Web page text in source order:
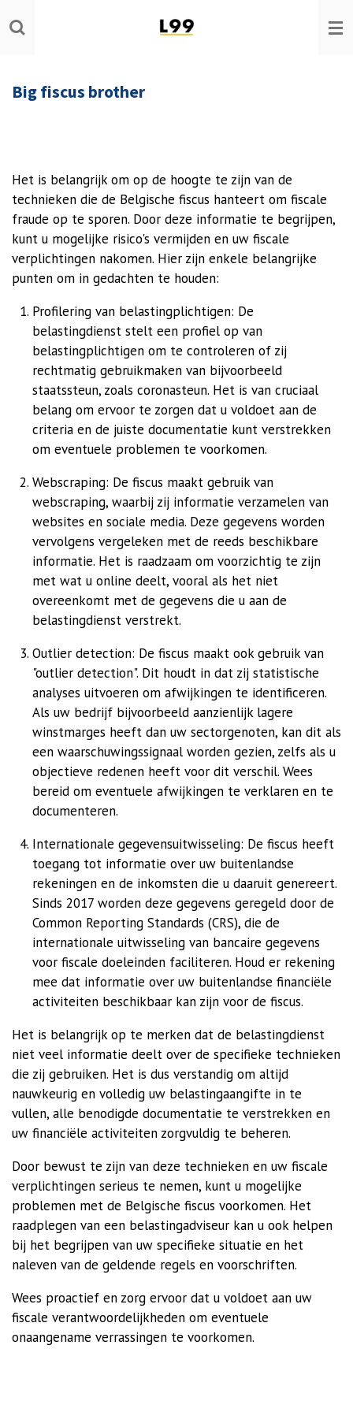
Ga
direct
hoofdinhoud
Big fiscus brother
Het is belangrijk om op de hoogte te zijn van de
technieken die de Belgische fiscus hanteert om fiscale
fraude op te sporen. Door deze informatie te begrijpen,
kunt u mogelijke risico's vermijden en uw fiscale
verplichtingen nakomen. Hier zijn enkele belangrijke
punten om in gedachten te houden:
Profilering van belastingplichtigen: De
belastingdienst stelt een profiel op van
belastingplichtigen om te controleren of zij
rechtmatig gebruikmaken van bijvoorbeeld
staatssteun, zoals coronasteun. Het is van cruciaal
belang om ervoor te zorgen dat u voldoet aan de
criteria en de juiste documentatie kunt verstrekken
om eventuele problemen te voorkomen.
Webscraping: De fiscus maakt gebruik van
webscraping, waarbij zij informatie verzamelen van
websites en sociale media. Deze gegevens worden
vervolgens vergeleken met de reeds beschikbare
informatie. Het is raadzaam om voorzichtig te zijn
met wat u online deelt, vooral als het niet
overeenkomt met de gegevens die u aan de
belastingdienst verstrekt.
Outlier detection: De fiscus maakt ook gebruik van
"outlier detection". Dit houdt in dat zij statistische
analyses uitvoeren om afwijkingen te identificeren.
Als uw bedrijf bijvoorbeeld aanzienlijk lagere
winstmarges heeft dan uw sectorgenoten, kan dit als
een waarschuwingssignaal worden gezien, zelfs als u
objectieve redenen heeft voor dit verschil. Wees
bereid om eventuele afwijkingen te verklaren en te
documenteren.
Internationale gegevensuitwisseling: De fiscus heeft
toegang tot informatie over uw buitenlandse
rekeningen en de inkomsten die u daaruit genereert.
Sinds 2017 worden deze gegevens geregeld door de
Common Reporting Standards (CRS), die de
internationale uitwisseling van bancaire gegevens
voor fiscale doeleinden faciliteren. Houd er rekening
mee dat informatie over uw buitenlandse financiële
activiteiten beschikbaar kan zijn voor de fiscus.
Het is belangrijk op te merken dat de belastingdienst
niet veel informatie deelt over de specifieke technieken
die zij gebruiken. Het is dus verstandig om altijd
nauwkeurig en volledig uw belastingaangifte in te
vullen, alle benodigde documentatie te verstrekken en
uw financiële activiteiten zorgvuldig te beheren.
Door bewust te zijn van deze technieken en uw fiscale
verplichtingen serieus te nemen, kunt u mogelijke
problemen met de Belgische fiscus voorkomen. Het
raadplegen van een belastingadviseur kan u ook helpen
bij het begrijpen van uw specifieke situatie en het
naleven van de geldende regels en voorschriften.
Wees proactief en zorg ervoor dat u voldoet aan uw
fiscale verantwoordelijkheden om eventuele
onaangename verrassingen te voorkomen.